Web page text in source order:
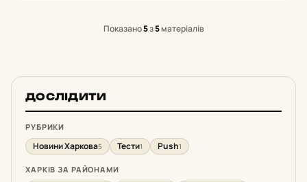
Показано5з5матеріалів
ДОСЛІДИТИ
РУБРИКИ
Новини Харкова5 Тести1 Push1
ХАРКІВ ЗА РАЙОНАМИ